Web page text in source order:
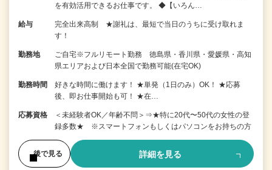
を有効活用できるお仕事です。 ◆【いろん…
給与
完全出来高制 ★謝礼は、最短で当日のうちに受け取れま
す！
勤務地
ご自宅※フルリモート勤務 徳島県・香川県・愛媛県・高知
県エリアおよび日本全国で勤務可能(在宅OK)
勤務時間
好きな時間に働けます！ ★単発（1日のみ）OK！ ★応募
後、即お仕事開始も可！ ★在…
応募資格
＜未経験者OK／年齢不問＞⇒★特に20代〜50代の女性の登
録多数★ ※スマートフォンもしくはパソコンをお持ちの方
後で見る 詳細を見る